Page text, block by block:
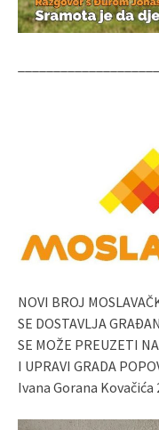
NOVI BROJ
SE DOSTAVLJA
SE MOŽE PREUZETI
I UPRAVI GRADA
Ivana Gorana Kovačića